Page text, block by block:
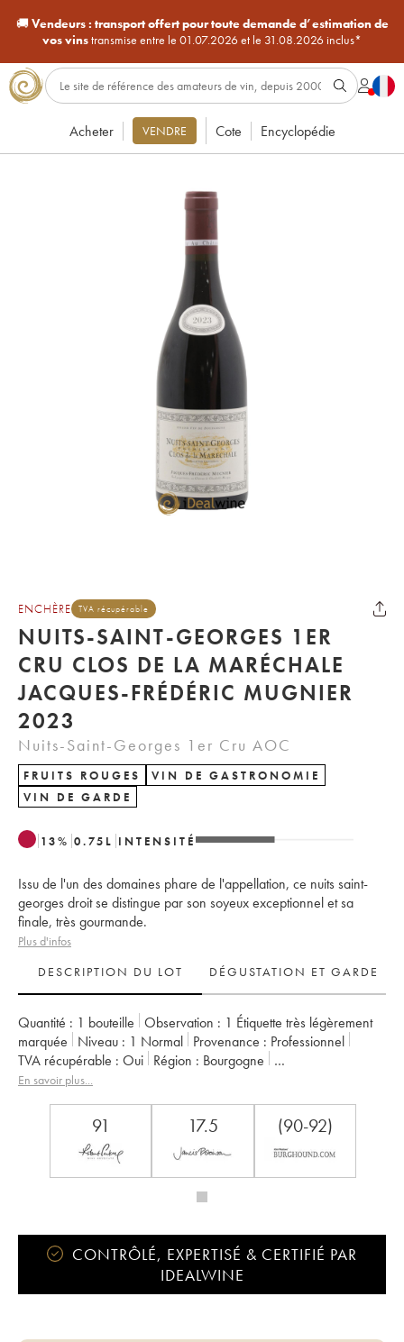
🚚Vendeurs : transport offert pour toute demande d’estimation de
vos vinstransmise entre le 01.07.2026 et le 31.08.2026 inclus*
Acheter VENDRE Cote Encyclopédie
ENCHÈRE TVA récupérable
NUITS-SAINT-GEORGES 1ER
CRU CLOS DE LA MARÉCHALE
JACQUES-FRÉDÉRIC MUGNIER
2023
Nuits-Saint-Georges 1er Cru AOC
FRUITS ROUGES
VIN DE GASTRONOMIE
VIN DE GARDE
13% 0.75 L INTENSITÉ
Issu de l'un des domaines phare de l'appellation, ce nuits saint-
georges droit se distingue par son soyeux exceptionnel et sa
finale, très gourmande.
Plus d'infos
DESCRIPTION DU LOT
DÉGUSTATION ET GARDE
Quantité : 1 bouteille Observation : 1 Étiquette très légèrement
marquée
Niveau : 1 Normal Provenance :
professionnel
TVA récupérable :
oui Région :
Bourgogne
Appellation :
En savoir plus...
91 17.5 (90-92)
CONTRÔLÉ, EXPERTISÉ & CERTIFIÉ PAR
IDEALWINE